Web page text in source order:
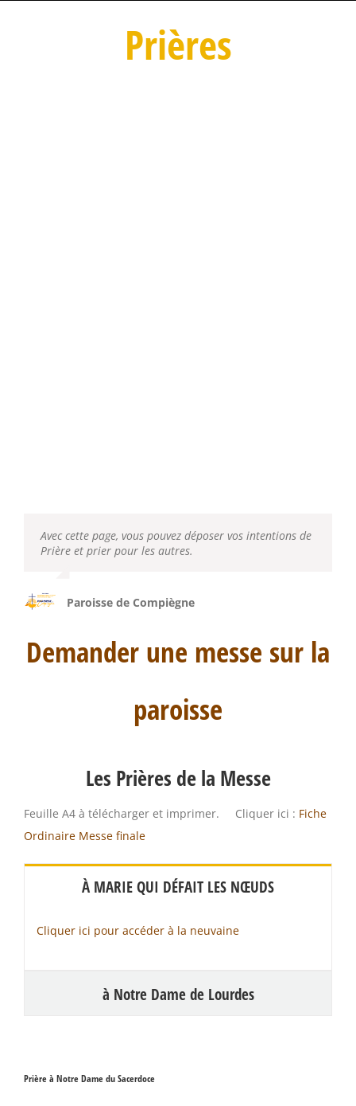
Prières
Avec cette page, vous pouvez déposer vos intentions de
Prière et prier pour les autres.
Paroisse de Compiègne
Demander une messe sur la
paroisse
Les Prières de la Messe
Feuille A4 à télécharger et imprimer. Cliquer ici : Fiche
Ordinaire Messe finale
À MARIE QUI DÉFAIT LES NŒUDS
Cliquer ici pour accéder à la neuvaine
à Notre Dame de Lourdes
Prière à Notre Dame du Sacerdoce